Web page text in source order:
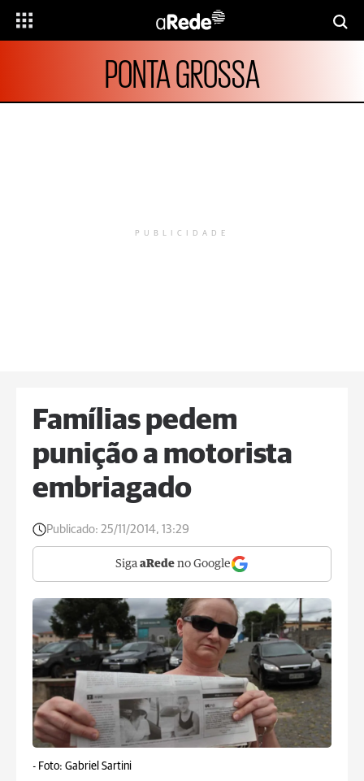
PONTA GROSSA
PUBLICIDADE
Famílias pedem
punição a motorista
embriagado
Publicado: 25/11/2014, 13:29
Siga aRede no Google
- Foto: Gabriel Sartini